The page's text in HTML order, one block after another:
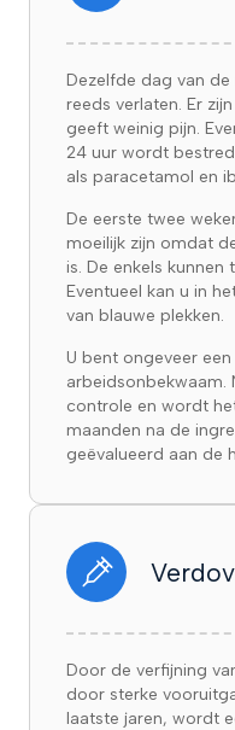
Dezelfde dag van
reeds verlaten. Er
geeft weinig pijn.
24 uur wordt
als paracetamol en
De eerste twee
moeilijk zijn omdat
is. De enkels kunnen
Eventueel kan u in
van blauwe plekken.
U bent ongeveer
arbeidsonbekwaam.
controle en wordt
maanden na de
geëvalueerd aan de
Door de verfijning
door sterke
laatste jaren, wordt